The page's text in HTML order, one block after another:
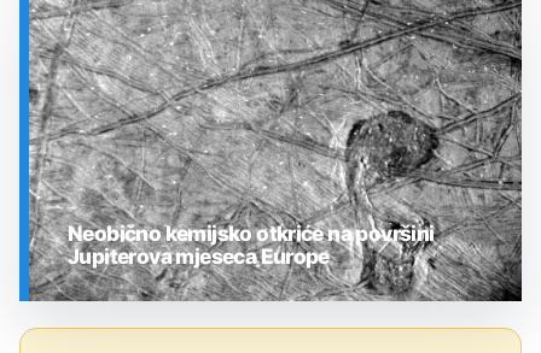
SVEMIR
Neobično kemijsko otkriće na površini
Jupiterova mjeseca Europe